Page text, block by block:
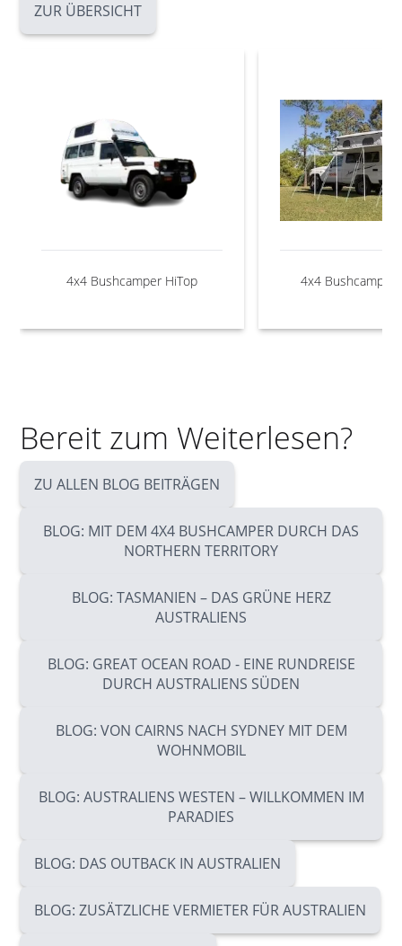
ZUR ÜBERSICHT
4x4 Bushcamper HiTop 4x4 Bushcamper
Bereit zum Weiterlesen?
ZU ALLEN BLOG BEITRÄGEN
BLOG: MIT DEM 4X4 BUSHCAMPER DURCH DAS
NORTHERN TERRITORY
BLOG: TASMANIEN – DAS GRÜNE HERZ
AUSTRALIENS
BLOG: GREAT OCEAN ROAD - EINE RUNDREISE
DURCH AUSTRALIENS SÜDEN
BLOG: VON CAIRNS NACH SYDNEY MIT DEM
WOHNMOBIL
BLOG: AUSTRALIENS WESTEN – WILLKOMMEN IM
PARADIES
BLOG: DAS OUTBACK IN AUSTRALIEN
BLOG: ZUSÄTZLICHE VERMIETER FÜR AUSTRALIEN